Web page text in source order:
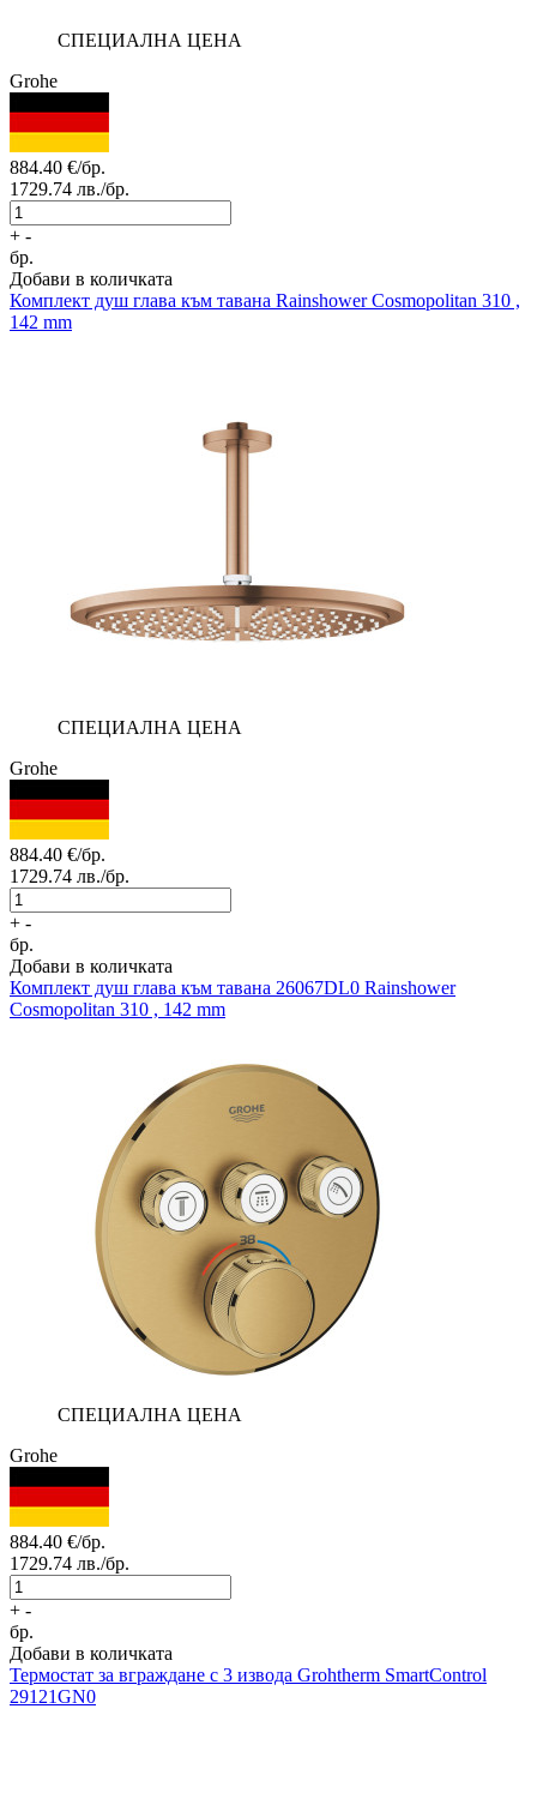
СПЕЦИАЛНА ЦЕНА
Grohe
884.40 €/бр.
1729.74 лв./бр.
+ -
бр.
Добави в количката
Комплект душ глава към тавана Rainshower Cosmopolitan 310 ,
142 mm
СПЕЦИАЛНА ЦЕНА
Grohe
884.40 €/бр.
1729.74 лв./бр.
+ -
бр.
Добави в количката
Комплект душ глава към тавана 26067DL0 Rainshower
Cosmopolitan 310 , 142 mm
СПЕЦИАЛНА ЦЕНА
Grohe
884.40 €/бр.
1729.74 лв./бр.
+ -
бр.
Добави в количката
Термостат за вграждане с 3 извода Grohtherm SmartControl
29121GN0